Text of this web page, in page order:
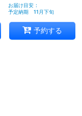
お届け目安 :
予定納期 11月下旬
予約する